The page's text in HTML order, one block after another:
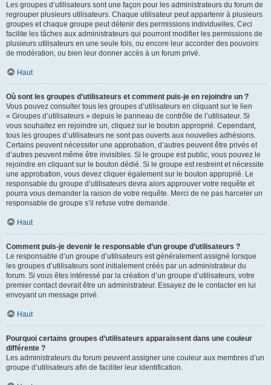
Les groupes d’utilisateurs sont une façon pour les administrateurs du forum de
regrouper plusieurs utilisateurs. Chaque utilisateur peut appartenir à plusieurs
groupes et chaque groupe peut détenir des permissions individuelles. Ceci
facilite les tâches aux administrateurs qui pourront modifier les permissions de
plusieurs utilisateurs en une seule fois, ou encore leur accorder des pouvoirs
de modération, ou bien leur donner accès à un forum privé.
Haut
Où sont les groupes d’utilisateurs et comment puis-je en rejoindre un ?
Vous pouvez consulter tous les groupes d’utilisateurs en cliquant sur le lien
« Groupes d’utilisateurs » depuis le panneau de contrôle de l’utilisateur. Si
vous souhaitez en rejoindre un, cliquez sur le bouton approprié. Cependant,
tous les groupes d’utilisateurs ne sont pas ouverts aux nouvelles adhésions.
Certains peuvent nécessiter une approbation, d’autres peuvent être privés et
d’autres peuvent même être invisibles. Si le groupe est public, vous pouvez le
rejoindre en cliquant sur le bouton dédié. Si le groupe est restreint et nécessite
une approbation, vous devez cliquer également sur le bouton approprié. Le
responsable du groupe d’utilisateurs devra alors approuver votre requête et
pourra vous demander la raison de votre requête. Merci de ne pas harceler un
responsable de groupe s’il refuse votre demande.
Haut
Comment puis-je devenir le responsable d’un groupe d’utilisateurs ?
Le responsable d’un groupe d’utilisateurs est généralement assigné lorsque
les groupes d’utilisateurs sont initialement créés par un administrateur du
forum. Si vous êtes intéressé par la création d’un groupe d’utilisateurs, votre
premier contact devrait être un administrateur. Essayez de le contacter en lui
envoyant un message privé.
Haut
Pourquoi certains groupes d’utilisateurs apparaissent dans une couleur
différente ?
Les administrateurs du forum peuvent assigner une couleur aux membres d’un
groupe d’utilisateurs afin de faciliter leur identification.